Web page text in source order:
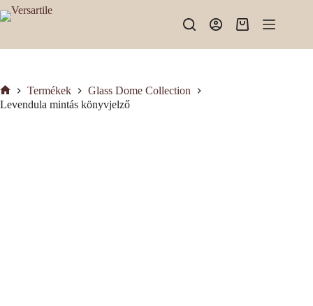
Skip
to
Shopping
Kezdőlap
Termékek
Glass Dome Collection
Levendula mintás könyvjelző